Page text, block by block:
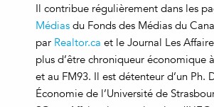
Il contribue régulièrement dans les
Médias du Fonds des Médias du
par Realtor.ca et le Journal Les
plus d’être chroniqueur économique
et au FM93. Il est détenteur d’un Ph.
Économie de l’Université de